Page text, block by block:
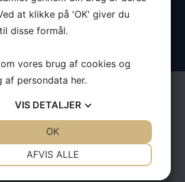
om Standoutmedia
at klikke på 'OK' giver du
disse formål.
vores brug af cookies og
af persondata her.
VIS DETALJER
AFVIS ALLE
OK